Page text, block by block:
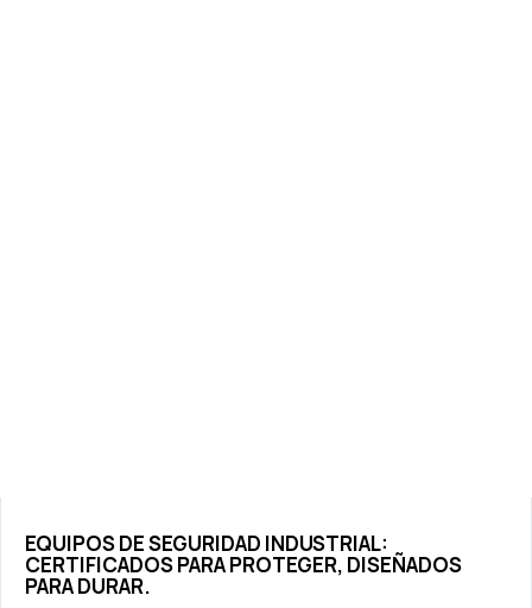
EQUIPOS DE SEGURIDAD INDUSTRIAL:
CERTIFICADOS PARA PROTEGER, DISEÑADOS
PARA DURAR.